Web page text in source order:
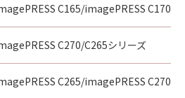
C165/imagePRESS C170
C270/C265シリーズ
C265/imagePRESS C270